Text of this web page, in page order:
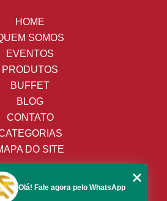
HOME
QUEM SOMOS
EVENTOS
PRODUTOS
BUFFET
BLOG
CONTATO
CATEGORIAS
MAPA DO SITE
(19) 3428-8443
Olá! Fale agora pelo WhatsApp